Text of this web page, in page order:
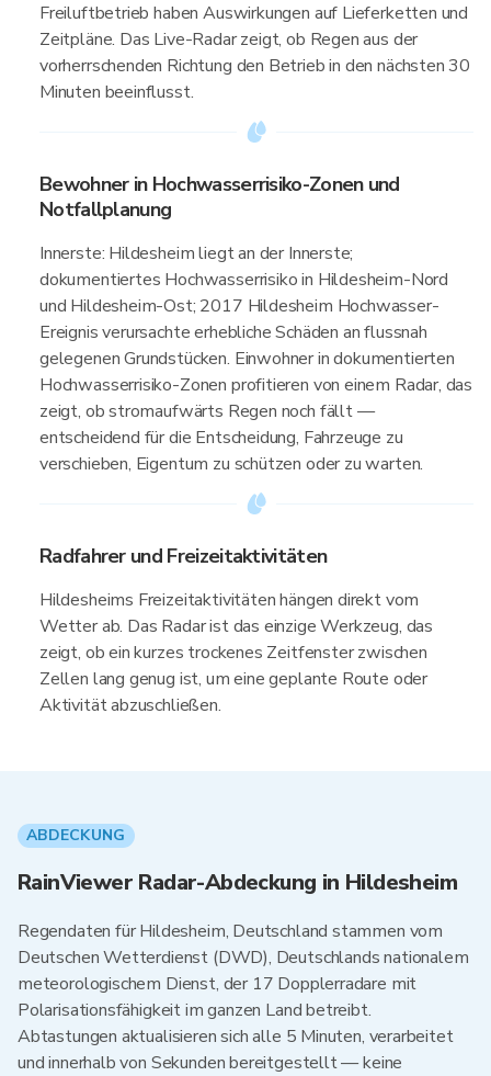
Freiluftbetrieb haben Auswirkungen auf Lieferketten und
Zeitpläne. Das Live-Radar zeigt, ob Regen aus der
vorherrschenden Richtung den Betrieb in den nächsten 30
Minuten beeinflusst.
Bewohner in Hochwasserrisiko-Zonen und
Notfallplanung
Innerste: Hildesheim liegt an der Innerste;
dokumentiertes Hochwasserrisiko in Hildesheim-Nord
und Hildesheim-Ost; 2017 Hildesheim Hochwasser-
Ereignis verursachte erhebliche Schäden an flussnah
gelegenen Grundstücken. Einwohner in dokumentierten
Hochwasserrisiko-Zonen profitieren von einem Radar, das
zeigt, ob stromaufwärts Regen noch fällt —
entscheidend für die Entscheidung, Fahrzeuge zu
verschieben, Eigentum zu schützen oder zu warten.
Radfahrer und Freizeitaktivitäten
Hildesheims Freizeitaktivitäten hängen direkt vom
Wetter ab. Das Radar ist das einzige Werkzeug, das
zeigt, ob ein kurzes trockenes Zeitfenster zwischen
Zellen lang genug ist, um eine geplante Route oder
Aktivität abzuschließen.
ABDECKUNG
RainViewer Radar-Abdeckung in Hildesheim
Regendaten für Hildesheim, Deutschland stammen vom
Deutschen Wetterdienst (DWD), Deutschlands nationalem
meteorologischem Dienst, der 17 Dopplerradare mit
Polarisationsfähigkeit im ganzen Land betreibt.
Abtastungen aktualisieren sich alle 5 Minuten, verarbeitet
und innerhalb von Sekunden bereitgestellt — keine